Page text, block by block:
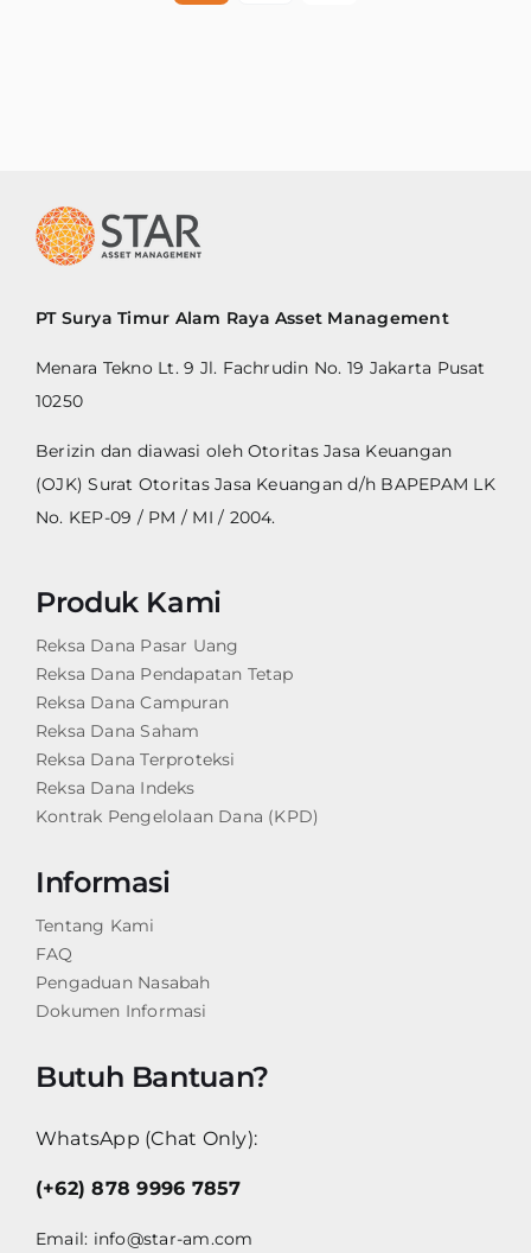
PT Surya Timur Alam Raya Asset Management
Menara Tekno Lt. 9 Jl. Fachrudin No. 19 Jakarta Pusat
10250
Berizin dan diawasi oleh Otoritas Jasa Keuangan
(OJK) Surat Otoritas Jasa Keuangan d/h BAPEPAM LK
No. KEP-09 / PM / MI / 2004.
Produk Kami
Reksa Dana Pasar Uang
Reksa Dana Pendapatan Tetap
Reksa Dana Campuran
Reksa Dana Saham
Reksa Dana Terproteksi
Reksa Dana Indeks
Kontrak Pengelolaan Dana (KPD)
Informasi
Tentang Kami
FAQ
Pengaduan Nasabah
Dokumen Informasi
Butuh Bantuan?
WhatsApp (Chat Only):
(+62) 878 9996 7857
Email: info@star-am.com